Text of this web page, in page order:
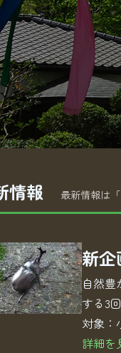
情報 最新情報は「
新企
自然豊
する3
対象：
詳細を